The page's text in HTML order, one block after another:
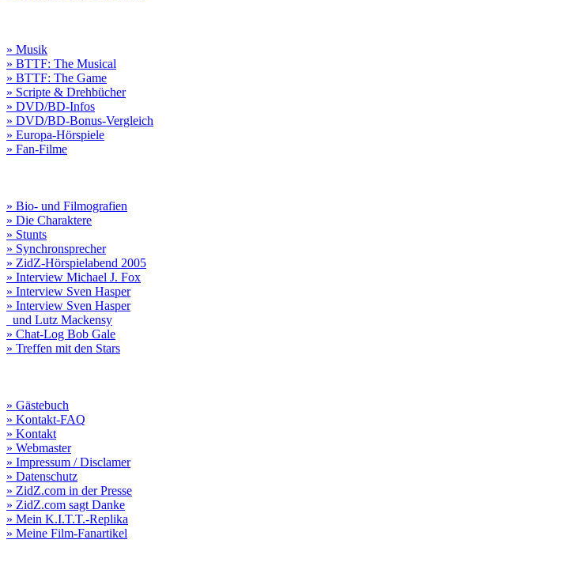
» Musik
» BTTF: The Musical
» BTTF: The Game
» Scripte & Drehbücher
» DVD/BD-Infos
» DVD/BD-Bonus-Vergleich
» Europa-Hörspiele
» Fan-Filme
» Bio- und Filmografien
» Die Charaktere
» Stunts
» Synchronsprecher
» ZidZ-Hörspielabend 2005
» Interview Michael J. Fox
» Interview Sven Hasper
» Interview Sven Hasper
und Lutz Mackensy
» Chat-Log Bob Gale
» Treffen mit den Stars
» Gästebuch
» Kontakt-FAQ
» Kontakt
» Webmaster
» Impressum / Disclamer
» Datenschutz
» ZidZ.com in der Presse
» ZidZ.com sagt Danke
» Mein K.I.T.T.-Replika
» Meine Film-Fanartikel